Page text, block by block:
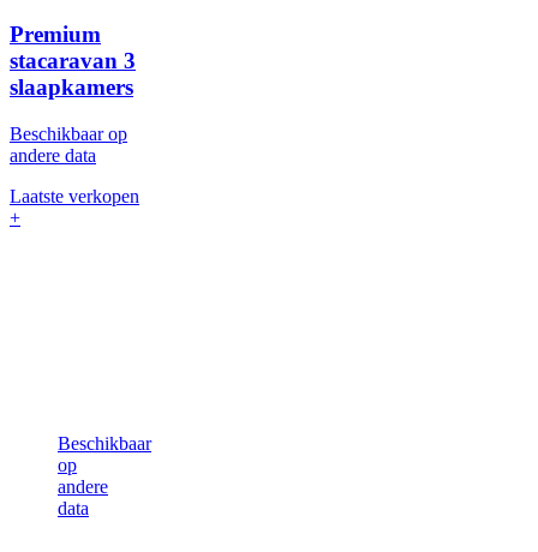
Premium
stacaravan 3
slaapkamers
Beschikbaar op
andere data
Laatste verkopen
+
Beschikbaar
op
andere
data